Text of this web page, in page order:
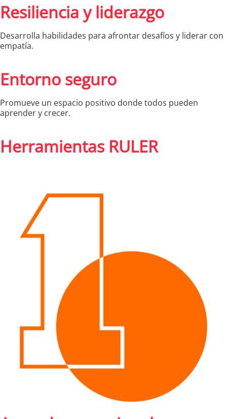
Resiliencia y liderazgo
Desarrolla habilidades para afrontar desafíos y liderar con
empatía.
Entorno seguro
Promueve un espacio positivo donde todos pueden
aprender y crecer.
Herramientas RULER